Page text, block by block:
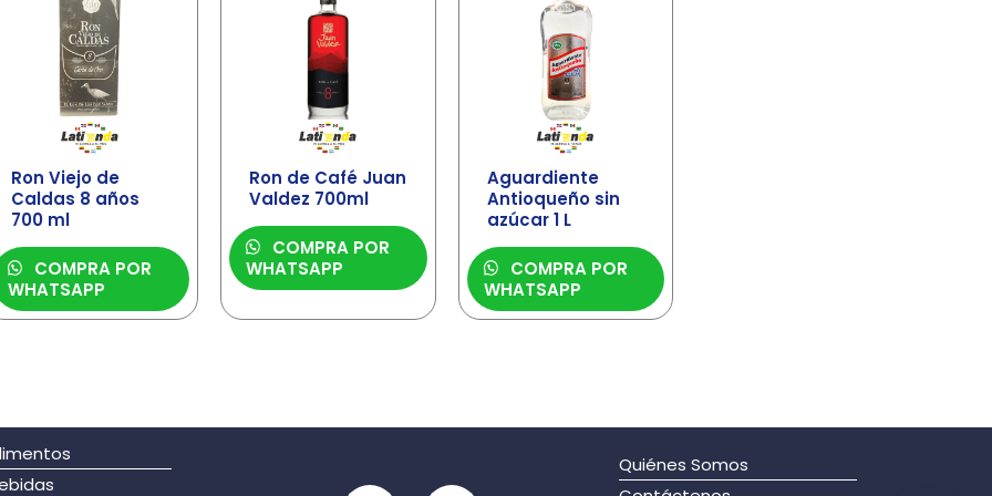
Ron Viejo de
Caldas 8 años
700 ml
COMPRA POR
WHATSAPP
Ron de Café Juan
Valdez 700ml
COMPRA POR
WHATSAPP
Aguardiente
Antioqueño sin
azúcar 1 L
COMPRA POR
WHATSAPP
Quiénes Somos